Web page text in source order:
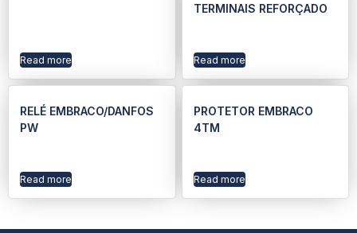
Read more
TERMINAIS REFORÇADO
Read more
RELÉ EMBRACO/DANFOS
PW
Read more
PROTETOR EMBRACO
4TM
Read more